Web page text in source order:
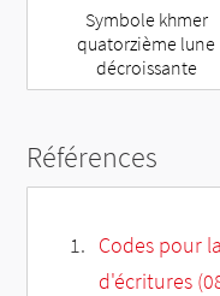
Symbole khmer
quatorzième lune
décroissante
Références
Codes pour
d'écritures